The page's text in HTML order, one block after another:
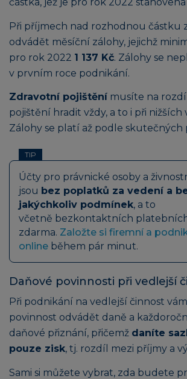
Při příjmech nad rozhodnou částku
odvádět měsíční zálohy, jejichž
pro rok 2022 1 137 Kč. Zálohy se
v prvním roce podnikání.
Zdravotní pojištění musíte na
pojištění hradit vždy, a to i při nižších
Zálohy se platí až podle skutečných
TIP
Účty pro právnické osoby a
jsou bez poplatků za vedení a
jakýchkoliv podmínek, a to
včetně bezkontaktních
zdarma. Založte si firemní a
online během pár minut.
Daňové povinnosti při vedlejší
Při podnikání na vedlejší činnost
povinnost odvádět daně a
daňové přiznání, přičemž daníte
pouze zisk, tj. rozdíl mezi příjmy a
Sami si můžete vybrat, zda budete